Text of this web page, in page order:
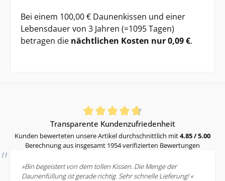
Bei einem 100,00 € Daunenkissen und einer
Lebensdauer von 3 Jahren (=1095 Tagen)
betragen die nächtlichen Kosten nur 0,09 €.
Durchschnittliche Bewertung von 4.85 von 5 Sternen
Transparente Kundenzufriedenheit
Kunden bewerteten unsere Artikel durchschnittlich mit4.85 / 5.00
Berechnung aus insgesamt 1954 verifizierten Bewertungen
»Bin begeistert von dem tollen Kissen. Die Menge der
Daunenfüllung ist gerade richtig. Sehr schnelle Lieferung! «